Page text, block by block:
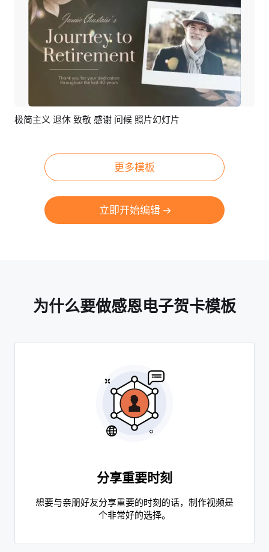
预览 AI剪同款
极简主义 退休 致敬 感谢 问候 照片幻灯片
更多模板
立即开始编辑
为什么要做感恩电子贺卡模板
分享重要时刻
想要与亲朋好友分享重要的时刻的话，制作视频是
个非常好的选择。